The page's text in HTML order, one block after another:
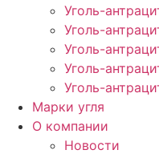
Уголь-
Уголь-
Уголь-
Уголь-
Уголь-
Марки угля
О компании
Новости